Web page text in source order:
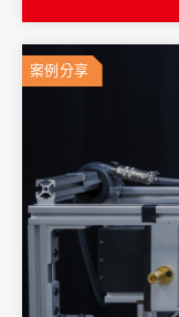
案例分享